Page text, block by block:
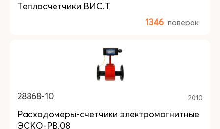
Теплосчетчики ВИС.Т
1346 поверок
28868-10 2010
Расходомеры-счетчики электромагнитные
ЭСКО-РВ.08